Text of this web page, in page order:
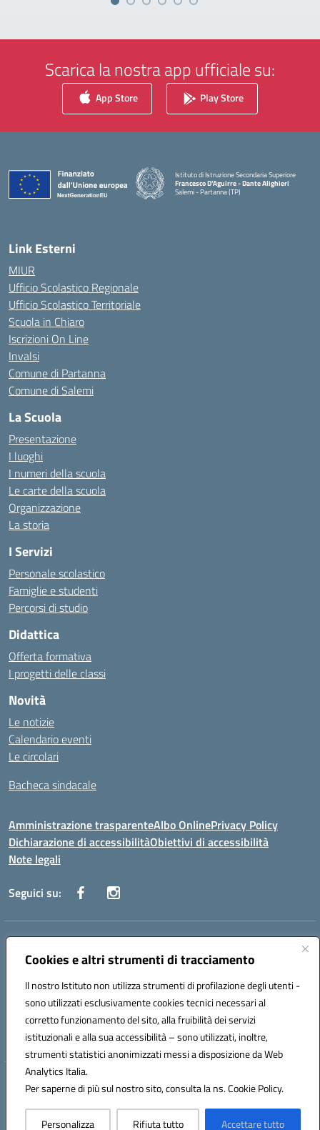
Cookies e altri strumenti di tracciamento
Il nostro Istituto non utilizza strumenti di profilazione degli utenti -
sono utilizzati esclusivamente cookies tecnici necessari al
corretto funzionamento del sito, alla fruibilità dei servizi
istituzionali e alla sua accessibilità – sono utilizzati, inoltre,
strumenti statistici anonimizzati messi a disposizione da Web
Analytics Italia.
Per saperne di più sul nostro sito, consulta la ns. Cookie Policy.
Personalizza Rifiuta tutto Accettare tutto
Scarica la nostra app ufficiale su:
App Store Play Store
Istituto di Istruzione Secondaria Superiore
Francesco D'Aguirre - Dante Alighieri
Salemi - Partanna (TP)
Link Esterni
MIUR
Ufficio Scolastico Regionale
Ufficio Scolastico Territoriale
Scuola in Chiaro
Iscrizioni On Line
Invalsi
Comune di Partanna
Comune di Salemi
La Scuola
Presentazione
I luoghi
I numeri della scuola
Le carte della scuola
Organizzazione
La storia
I Servizi
Personale scolastico
Famiglie e studenti
Percorsi di studio
Didattica
Offerta formativa
I progetti delle classi
Novità
Le notizie
Calendario eventi
Le circolari
Bacheca sindacale
Amministrazione trasparenteAlbo OnlinePrivacy Policy
Dichiarazione di accessibilitàObiettivi di accessibilità
Note legali
Seguici su:
Indirizzo:
Centralino:0924 534873 Salemi - 0924534879 Partanna
Posta elettronica certificata (PEC):tpis002005@pec.istruzione.it
Codice fiscale: 90000320813
Codice meccanografico: TPIS002005
Hosting & Powered by 3D Solution S.r.l.
Concept & Design by Designers Italia